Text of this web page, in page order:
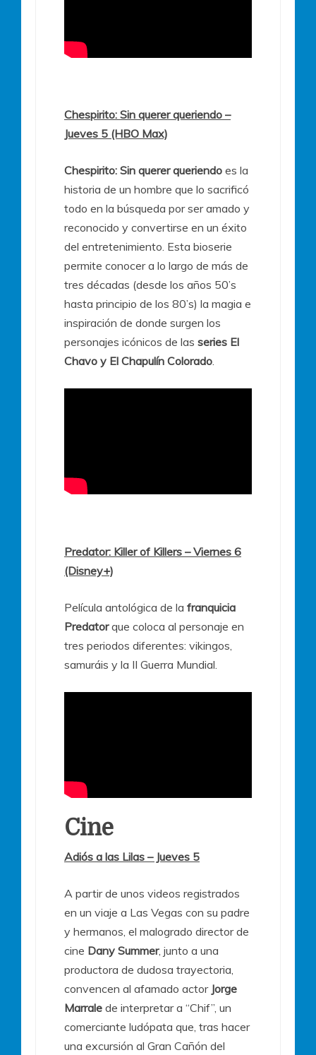
Chespirito: Sin querer queriendo –
Jueves 5 (HBO Max)
Chespirito: Sin querer queriendo es la
historia de un hombre que lo sacrificó
todo en la búsqueda por ser amado y
reconocido y convertirse en un éxito
del entretenimiento. Esta bioserie
permite conocer a lo largo de más de
tres décadas (desde los años 50’s
hasta principio de los 80’s) la magia e
inspiración de donde surgen los
personajes icónicos de las series El
Chavo y El Chapulín Colorado.
Predator: Killer of Killers – Viernes 6
(Disney+)
Película antológica de la franquicia
Predatorque coloca al personaje en
tres periodos diferentes: vikingos,
samuráis y la II Guerra Mundial.
Cine
Adiós a las Lilas – Jueves 5
A partir de unos videos registrados
en un viaje a Las Vegas con su padre
y hermanos, el malogrado director de
cine Dany Summer, junto a una
productora de dudosa trayectoria,
convencen al afamado actor Jorge
Marrale de interpretar a “Chif”, un
comerciante ludópata que, tras hacer
una excursión al Gran Cañón del